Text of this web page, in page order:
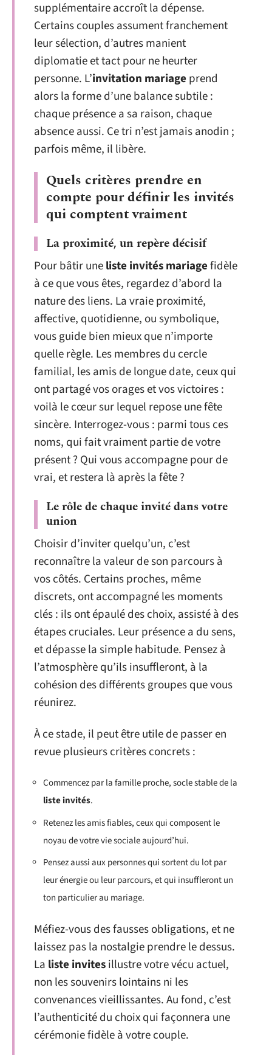
supplémentaire accroît la dépense.
Certains couples assument franchement
leur sélection, d’autres manient
diplomatie et tact pour ne heurter
personne. L’invitation mariage prend
alors la forme d’une balance subtile :
chaque présence a sa raison, chaque
absence aussi. Ce tri n’est jamais anodin ;
parfois même, il libère.
Quels critères prendre en
compte pour définir les invités
qui comptent vraiment
La proximité, un repère décisif
Pour bâtir uneliste invités mariagefidèle
à ce que vous êtes, regardez d’abord la
nature des liens. La vraie proximité,
affective, quotidienne, ou symbolique,
vous guide bien mieux que n’importe
quelle règle. Les membres du cercle
familial, les amis de longue date, ceux qui
ont partagé vos orages et vos victoires :
voilà le cœur sur lequel repose une fête
sincère. Interrogez-vous : parmi tous ces
noms, qui fait vraiment partie de votre
présent ? Qui vous accompagne pour de
vrai, et restera là après la fête ?
Le rôle de chaque invité dans votre
union
Choisir d’inviter quelqu’un, c’est
reconnaître la valeur de son parcours à
vos côtés. Certains proches, même
discrets, ont accompagné les moments
clés : ils ont épaulé des choix, assisté à des
étapes cruciales. Leur présence a du sens,
et dépasse la simple habitude. Pensez à
l’atmosphère qu’ils insuffleront, à la
cohésion des différents groupes que vous
réunirez.
À ce stade, il peut être utile de passer en
revue plusieurs critères concrets :
Commencez par la famille proche, socle stable de la
liste invités.
Retenez les amis fiables, ceux qui composent le
noyau de votre vie sociale aujourd’hui.
Pensez aussi aux personnes qui sortent du lot par
leur énergie ou leur parcours, et qui insuffleront un
ton particulier au mariage.
Méfiez-vous des fausses obligations, et ne
laissez pas la nostalgie prendre le dessus.
La liste invitesillustre votre vécu actuel,
non les souvenirs lointains ni les
convenances vieillissantes. Au fond, c’est
l’authenticité du choix qui façonnera une
cérémonie fidèle à votre couple.